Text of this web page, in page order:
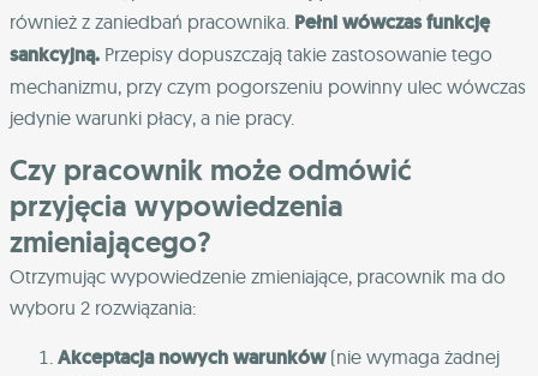
również z zaniedbań pracownika. Pełni wówczas funkcję
sankcyjną. Przepisy dopuszczają takie zastosowanie tego
mechanizmu, przy czym pogorszeniu powinny ulec wówczas
jedynie warunki płacy, a nie pracy.
Czy pracownik może odmówić
przyjęcia wypowiedzenia
zmieniającego?
Otrzymując wypowiedzenie zmieniające, pracownik ma do
wyboru 2 rozwiązania:
Akceptacja nowych warunków(nie wymaga żadnej